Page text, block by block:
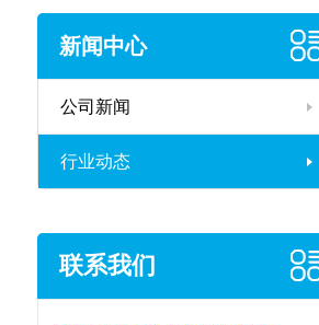
新闻中心
公司新闻
行业动态
联系我们